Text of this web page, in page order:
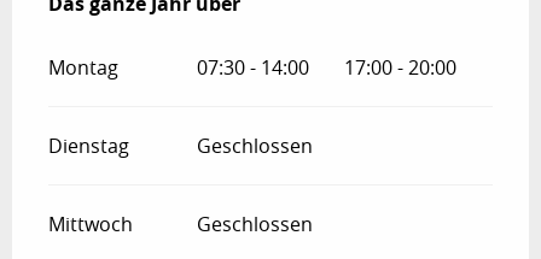
Montag 07:30 - 14:00 17:00 - 20:00
Dienstag Geschlossen
Mittwoch Geschlossen